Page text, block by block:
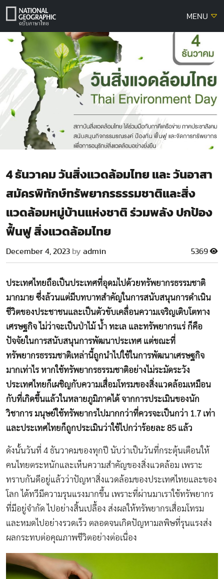
Skip
MENU
4 ธันวาคม วันสิ่งแวดล้อมไทย และ วันอาสา
สมัครพิทักษ์ทรัพยากรธรรมชาติและสิ่ง
แวดล้อมหมู่บ้านแห่งชาติ ร่วมพลัง ปกป้อง
ฟื้นฟู สิ่งแวดล้อมไทย
December 4, 2023 by admin 5369
ประเทศไทยถือเป็นประเทศที่อุดมไปด้วยทรัพยากรธรรมชาติ
มากมาย ซึ่งล้วนแต่มีบทบาทสำคัญในการสนับสนุนการดำเนิน
ชีวิตของประชาชนและเป็นตัวขับเคลื่อนความเจริญเติบโตทาง
เศรษฐกิจ ไม่ว่าจะเป็นป่าไม้ น้ำ ทะเล และทรัพยากรแร่ ก็คือ
ปัจจัยในการสนับสนุนการพัฒนาประเทศ แต่ขณะที่
ทรัพยากรธรรมชาติเหล่านี้ถูกนำไปใช้ในการพัฒนาเศรษฐกิจ
มากเท่าไร หากใช้ทรัพยากรธรรมชาติอย่างไม่ระมัดระวัง
ประเทศไทยก็เผชิญกับความเสื่อมโทรมของสิ่งแวดล้อมเหมือน
กับที่เกิดขึ้นแล้วในหลายภูมิภาคได้ จากการประเมินของนัก
วิชาการ มนุษย์ใช้ทรัพยากรไปมากกว่าที่ควรจะเป็นกว่า 1.7 เท่า
และประเทศไทยก็ถูกประเมินว่าใช้ไปกว่าร้อยละ 85 แล้ว
ดังนั้นวันที่ 4 ธันวาคมของทุกปี นับว่าเป็นวันที่กระตุ้นเตือนให้
คนไทยตระหนักและเห็นความสำคัญของสิ่งแวดล้อม เพราะ
ทราบกันดีอยู่แล้วว่าปัญหาสิ่งแวดล้อมของประเทศไทยและของ
โลก ได้ทวีมีความรุนแรงมากขึ้น เพราะที่ผ่านมาเราใช้ทรัพยากร
ที่มีอยู่จำกัด ไปอย่างสิ้นเปลื้อง ส่งผลให้ทรัพยากรเสื่อมโทรม
และหมดไปอย่างรวดเร็ว ตลอดจนเกิดปัญหามลพิษที่รุนแรงส่ง
ผลกระทบต่อคุณภาพชีวิตอย่างต่อเนื่อง